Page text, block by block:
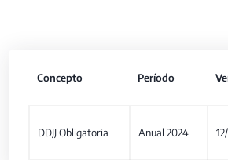
Concepto Período
DDJJ Obligatoria Anual 2024